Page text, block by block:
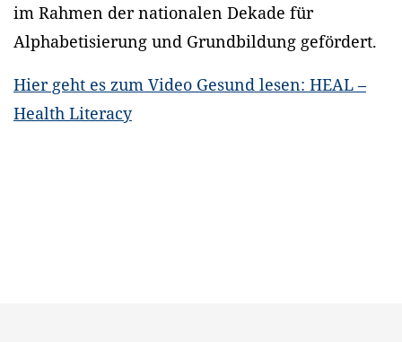
im Rahmen der nationalen Dekade für
Alphabetisierung und Grundbildung gefördert.
Hier geht es zum Video Gesund lesen: HEAL –
Health Literacy